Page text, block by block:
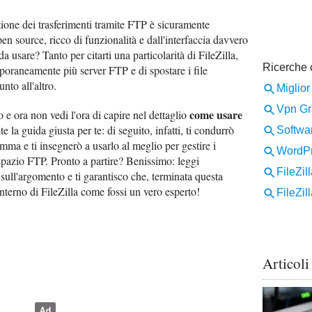
dei trasferimenti tramite FTP è sicuramente
source, ricco di funzionalità e dall'interfaccia davvero
usare? Tanto per citarti una particolarità di FileZilla,
più server FTP e di spostare i file
all'altro.
ora non vedi l'ora di capire nel dettagliocome usare
la guida giusta per te: di seguito, infatti, ti condurrò
e ti insegnerò a usarlo al meglio per gestire i
FTP. Pronto a partire? Benissimo: leggi
e ti garantisco che, terminata questa
di FileZilla come fossi un vero esperto!
Articoli